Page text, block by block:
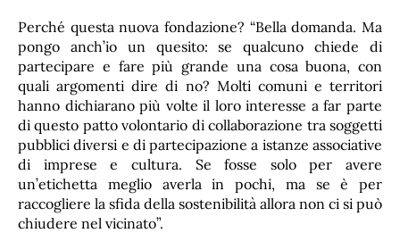
Perché questa nuova fondazione? “Bella domanda. Ma
pongo anch’io un quesito: se qualcuno chiede di
partecipare e fare più grande una cosa buona, con
quali argomenti dire di no? Molti comuni e territori
hanno dichiarano più volte il loro interesse a far parte
di questo patto volontario di collaborazione tra soggetti
pubblici diversi e di partecipazione a istanze associative
di imprese e cultura. Se fosse solo per avere
un’etichetta meglio averla in pochi, ma se è per
raccogliere la sfida della sostenibilità allora non ci si può
chiudere nel vicinato”.